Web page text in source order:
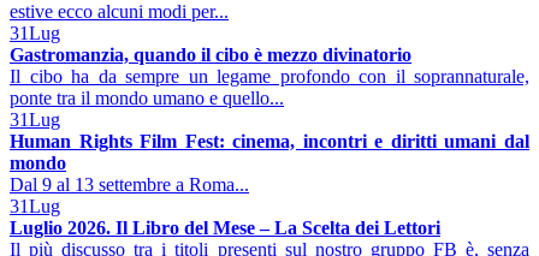
estive ecco alcuni modi per...
31Lug
Gastromanzia, quando il cibo è mezzo divinatorio
Il cibo ha da sempre un legame profondo con il soprannaturale,
ponte tra il mondo umano e quello...
31Lug
Human Rights Film Fest: cinema, incontri e diritti umani dal
mondo
Dal 9 al 13 settembre a Roma...
31Lug
Luglio 2026. Il Libro del Mese – La Scelta dei Lettori
Il più discusso tra i titoli presenti sul nostro gruppo FB è, senza